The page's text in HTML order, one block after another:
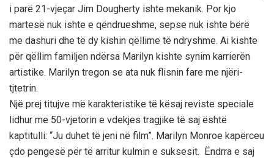
i parё 21-vjeçar Jim Dougherty ishte mekanik. Por kjo
martesё nuk ishte e qёndrueshme, sepse nuk ishte bёrё
me dashuri dhe tё dy kishin qёllime tё ndryshme. Ai kishte
pёr qёllim familjen ndёrsa Marilyn kishte synim karrierёn
artistike. Marilyn tregon se ata nuk flisnin fare me njёri-
tjtetrin.
Njё prej titujve mё karakteristike tё kёsaj reviste speciale
lidhur me 50-vjetorin e vdekjes tragjike tё saj ёshtё
kaptitulli: “Ju duhet tё jeni nё film”. Marilyn Monroe kapёrceu
çdo pengesё pёr tё arritur kulmin e suksesit. Ëndrra e saj